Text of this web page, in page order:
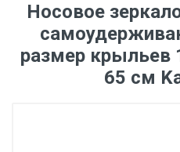
Носовое
размер крыльев
65 см